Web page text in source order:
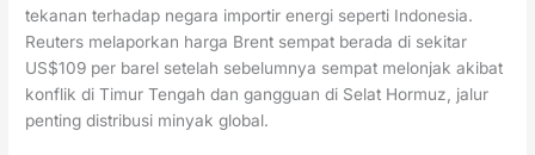
tekanan terhadap negara importir energi seperti Indonesia.
Reuters melaporkan harga Brent sempat berada di sekitar
US$109 per barel setelah sebelumnya sempat melonjak akibat
konflik di Timur Tengah dan gangguan di Selat Hormuz, jalur
penting distribusi minyak global.